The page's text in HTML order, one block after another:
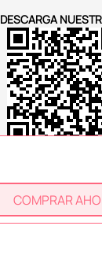
COMPRAR
DESCARGA